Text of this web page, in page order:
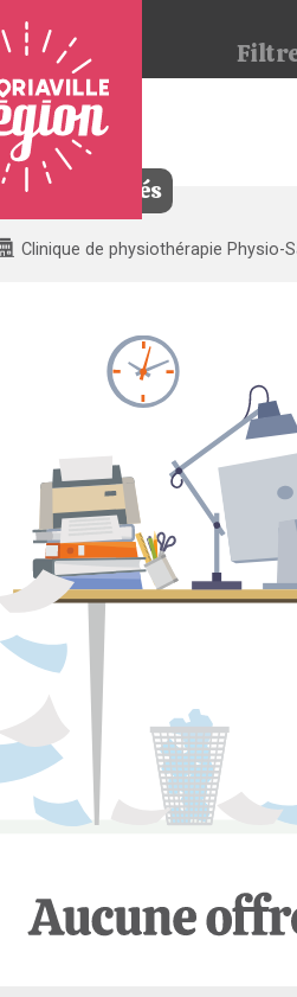
0 offre trouvée
Filtres appliqués
Clinique de physiothérapie Physio-